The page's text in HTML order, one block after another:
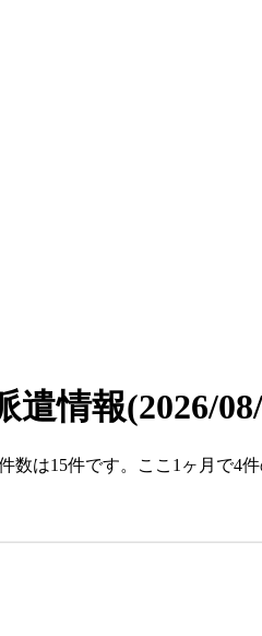
遣情報(2026/
は15件です。ここ1ヶ月で4